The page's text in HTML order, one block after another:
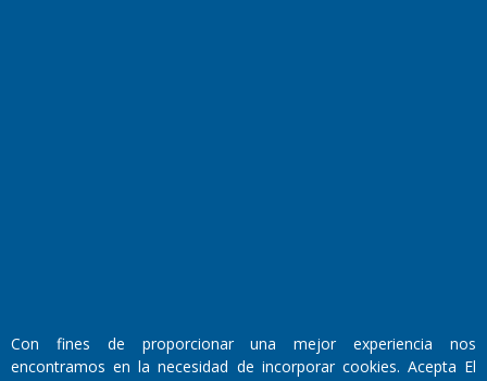
Con fines de proporcionar una mejor experiencia nos
encontramos en la necesidad de incorporar cookies. Acepta El